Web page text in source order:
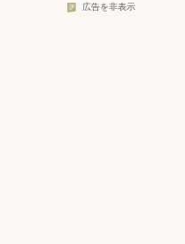
広告を非表示